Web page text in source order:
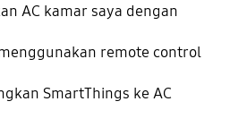
AC kamar saya dengan
remote control
SmartThings ke AC